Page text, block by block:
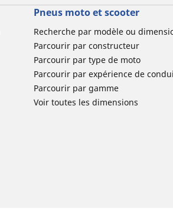
Pneus moto et scooter
Recherche par modèle ou
Parcourir par constructeur
Parcourir par type de moto
Parcourir par expérience de
Parcourir par gamme
Voir toutes les dimensions